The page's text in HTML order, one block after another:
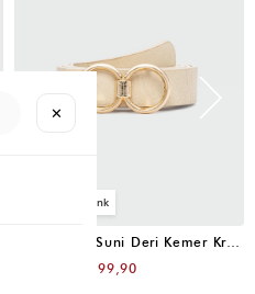
Uzun Tokalı Suni Deri Kemer Krem
₺199,90
✕